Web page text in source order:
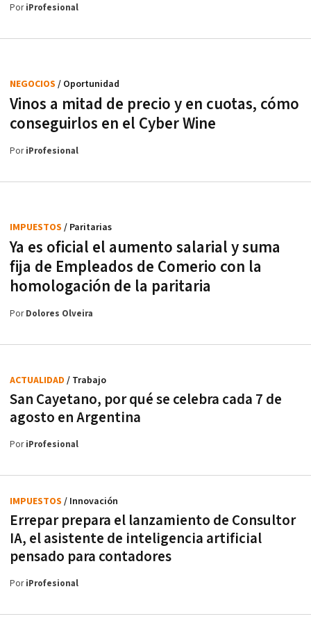
PoriProfesional
Vinos a mitad de precio y en cuotas, cómo
conseguirlos en el Cyber Wine
NEGOCIOS / Oportunidad
PoriProfesional
Ya es oficial el aumento salarial y suma
fija de Empleados de Comerio con la
homologación de la paritaria
IMPUESTOS / Paritarias
PorDolores Olveira
San Cayetano, por qué se celebra cada 7 de
agosto en Argentina
ACTUALIDAD / Trabajo
PoriProfesional
Errepar prepara el lanzamiento de Consultor
IA, el asistente de inteligencia artificial
pensado para contadores
IMPUESTOS / Innovación
PoriProfesional